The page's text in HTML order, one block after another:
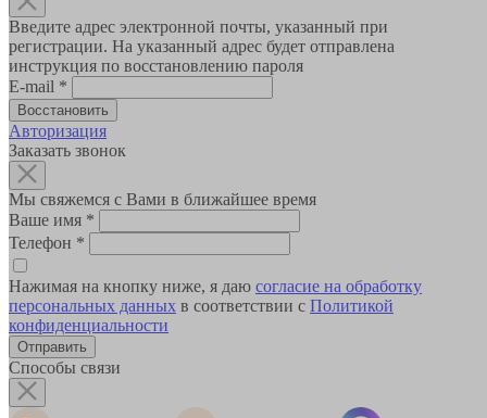
Введите адрес электронной почты, указанный при
регистрации. На указанный адрес будет отправлена
инструкция по восстановлению пароля
E-mail *
Авторизация
Заказать звонок
Мы свяжемся с Вами в ближайшее время
Ваше имя *
Телефон *
Нажимая на кнопку ниже, я даю согласие на обработку
персональных данных в соответствии с Политикой
конфиденциальности
Способы связи